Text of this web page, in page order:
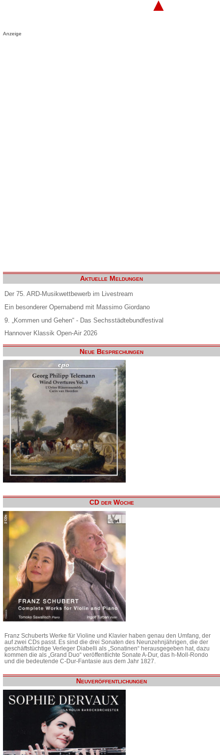
▲
Anzeige
Aktuelle Meldungen
Der 75. ARD-Musikwettbewerb im Livestream
Ein besonderer Opernabend mit Massimo Giordano
9. „Kommen und Gehen“ - Das Sechsstädtebundfestival
Hannover Klassik Open-Air 2026
Neue Besprechungen
CD der Woche
Franz Schuberts Werke für Violine und Klavier haben genau den Umfang, der
auf zwei CDs passt. Es sind die drei Sonaten des Neunzehnjährigen, die der
geschäftstüchtige Verleger Diabelli als „Sonatinen“ herausgegeben hat, dazu
kommen die als „Grand Duo“ veröffentlichte Sonate A-Dur, das h-Moll-Rondo
und die bedeutende C-Dur-Fantasie aus dem Jahr 1827.
Neuveröffentlichungen